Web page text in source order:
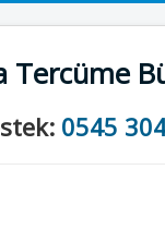
Tercüme
0545